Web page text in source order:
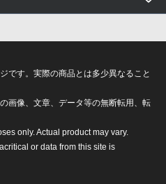
です。実際の商品とは多少異なること
画像、文章、データ等の無断転用、転
only. Actual product may vary.
or data from this site is